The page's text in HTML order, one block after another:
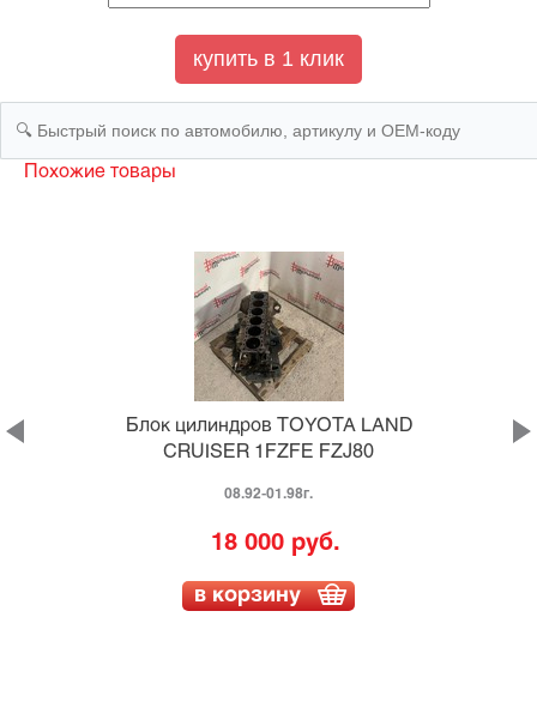
Похожие товары
Блок цилиндров TOYOTA LAND
CRUISER 1FZFE FZJ80
08.92-01.98г.
18 000 руб.
в корзину